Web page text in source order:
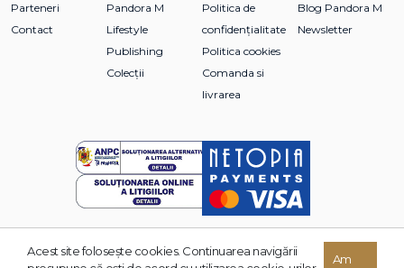
Parteneri
Contact
Pandora M
Lifestyle
Publishing
Colecții
Politica de
confidențialitate
Politica cookies
Comanda si
livrarea
Blog Pandora M
Newsletter
© 2026 Grupul Editorial TREI. Toate drepturile rezervate.
Acest site foloseşte cookies. Continuarea navigării
Am